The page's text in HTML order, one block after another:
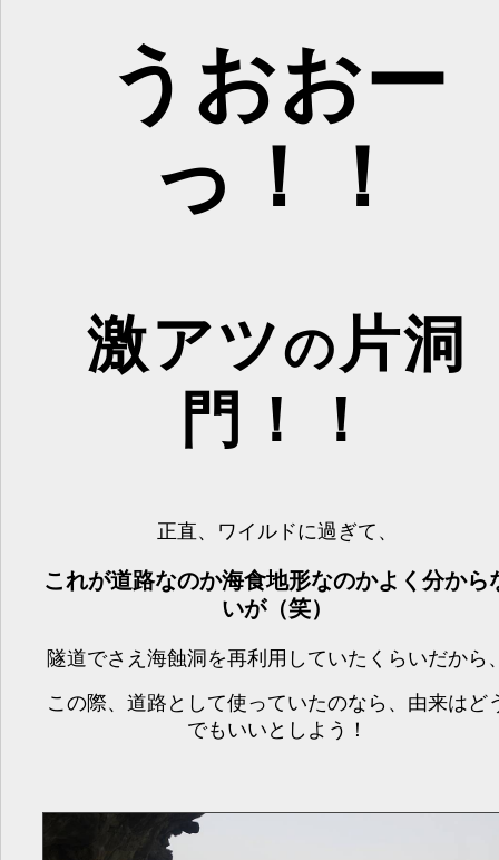
うおおー
っ！！
激アツの片洞
門！！
正直、ワイルドに過ぎて、
これが道路なのか海食地形なのかよく分から
いが（笑）
隧道でさえ海蝕洞を再利用していたくらいだから
この際、道路として使っていたのなら、由来はど
でもいいとしよう！